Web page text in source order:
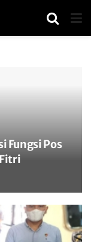
Fungsi Pos